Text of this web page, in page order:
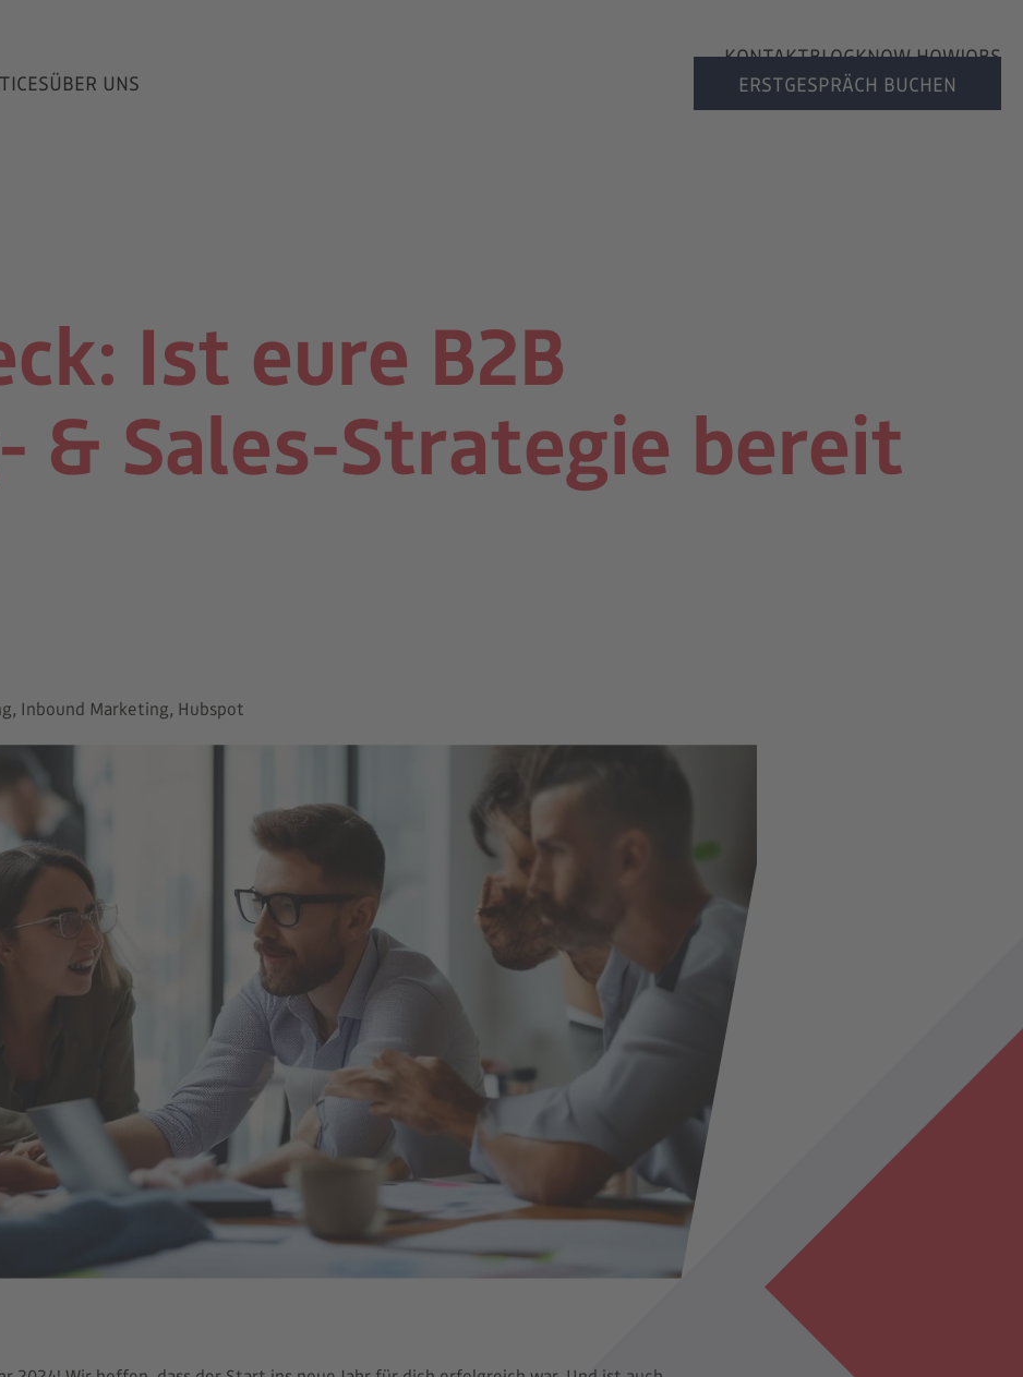
KONTAKTBLOGKNOW HOWJOBS
ÜBER UNS ERSTGESPRÄCH BUCHEN
Ist eure B2B
& Sales-Strategie bereit
Inbound Marketing, Hubspot